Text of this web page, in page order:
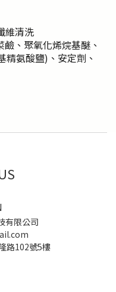
維清洗
、聚氧化烯烷基醚、
精氨酸鹽)、安定劑、
有限公司
路102號5樓